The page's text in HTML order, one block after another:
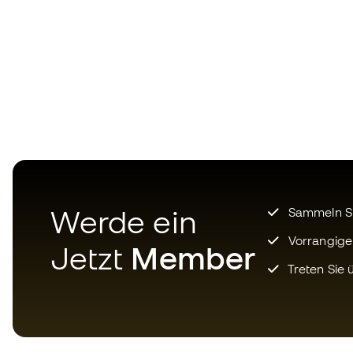
Werde ein
Jetzt Member
Sammeln
Treten Sie